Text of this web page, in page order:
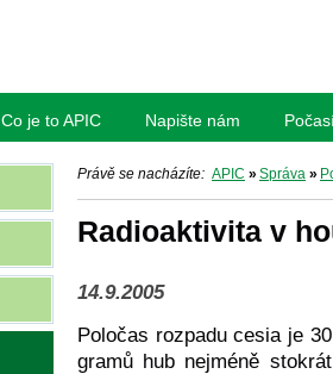
Co je to APIC Napište nám
Právě se nacházíte: APIC » Správa »
Radioaktivita v
14.9.2005
Poločas rozpadu cesia je
gramů hub nejméně